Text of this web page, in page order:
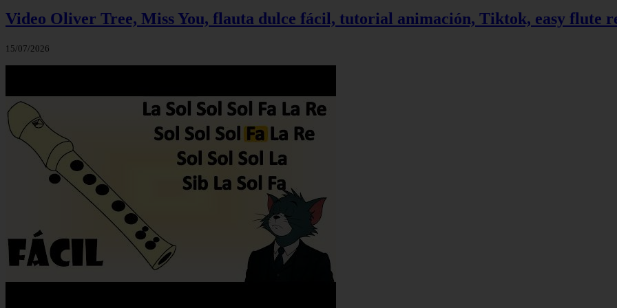
Video Oliver Tree, Miss You, flauta dulce fácil, tutorial animación, Tiktok, easy flute
15/07/2026